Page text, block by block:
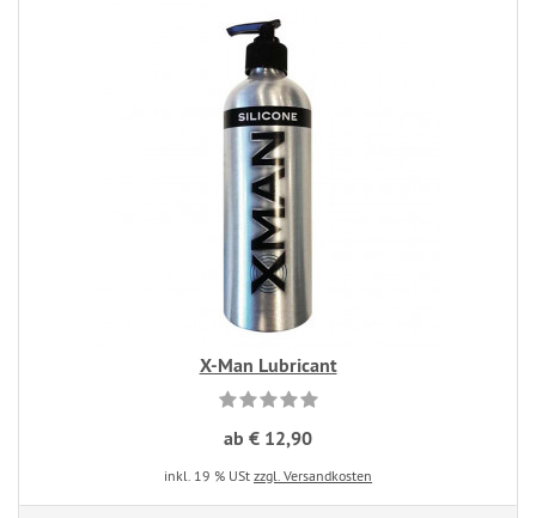
X-Man Lubricant
ab € 12,90
inkl. 19 % USt zzgl. Versandkosten